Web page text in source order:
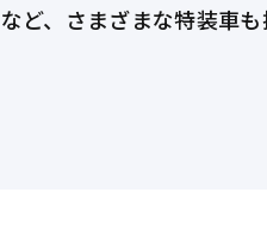
ど、さまざまな特装車